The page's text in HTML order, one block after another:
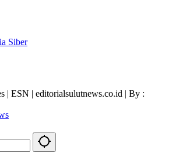
Siber
| ESN | editorialsulutnews.co.id | By :